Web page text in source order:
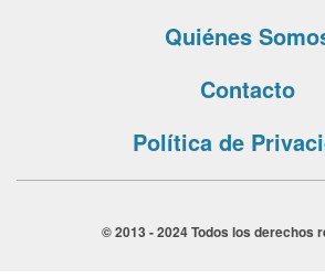
Quiénes
Contacto
Política de
© 2013 - 2024 Todos los derechos